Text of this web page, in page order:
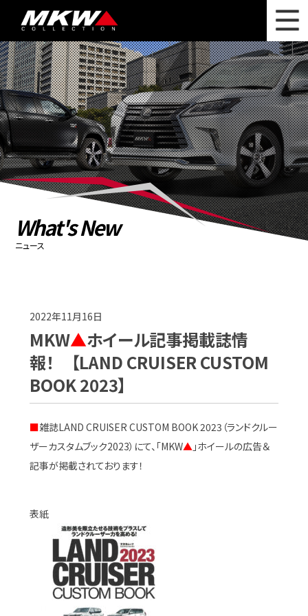
WHAT'S NEW ニュース
WHEEL LINEUP ホイールラインナップ
OTHER PRODUCT 関連製品
PHOTO GALLERY フォトギャラリー
カタログ請求
PRIVACY POLICY 個人情報保護方針
What's New
ニュース
2022年11月16日
MKW▲ホイール記事掲載誌情
報！ 【LAND CRUISER CUSTOM
BOOK 2023】
■雑誌LAND CRUISER CUSTOM BOOK 2023（ランドクルー
ザーカスタムブック2023）にて、「MKW▲」ホイールの広告＆
記事が掲載されております！
表紙